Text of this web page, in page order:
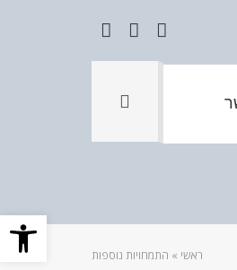
פתח
ראשי » התמחויות נוספות